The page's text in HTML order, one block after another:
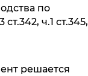
по
ч.1 ст.345,
решается